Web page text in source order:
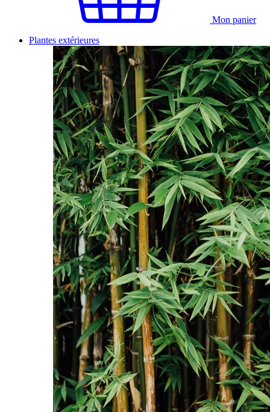
Mon panier
Plantes extérieures